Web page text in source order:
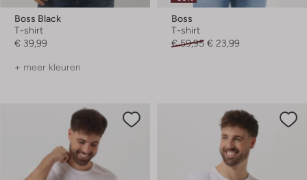
Boss Black
T-shirt
€ 39,99
+ meer kleuren
Boss
T-shirt
€ 59,95 € 23,99